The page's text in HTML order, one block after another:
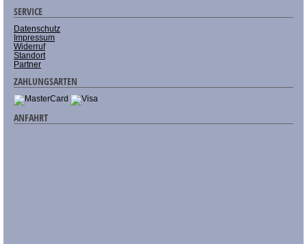
SERVICE
Datenschutz
Impressum
Widerruf
Standort
Partner
ZAHLUNGSARTEN
ANFAHRT